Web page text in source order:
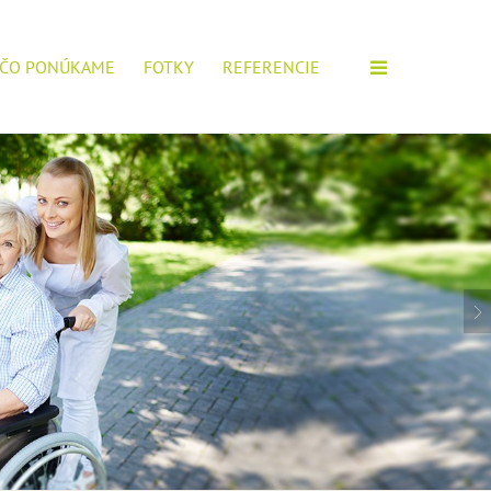
ČO PONÚKAME FOTKY REFERENCIE
ZARIADENÍ!POŠTITE SI ŽIADOSŤ.